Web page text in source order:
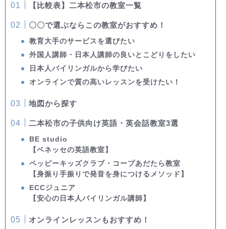
【比較表】二本松市の教室一覧
〇〇で選ぶならこの教室がおすすめ！
教育大手のサービスを選びたい
外国人講師・日本人講師の良いとこどりをしたい
日本人バイリンガルから学びたい
オンラインで質の高いレッスンを受けたい！
地図から探す
二本松市の子供向け英語・英会話教室3選
BE studio
【ベネッセの英語教室】
ペッピーキッズクラブ・コープあだたら教室
【身振り手振りで発音を身につけるメソッド】
ECCジュニア
【安心の日本人バイリンガル講師】
オンラインレッスンもおすすめ！